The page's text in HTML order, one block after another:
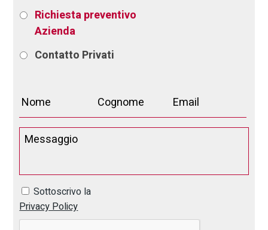
Richiesta preventivo
Azienda
Contatto Privati
Sottoscrivo la
Privacy Policy